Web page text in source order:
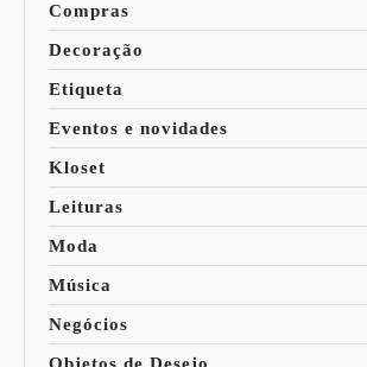
Compras
Decoração
Etiqueta
Eventos e novidades
Kloset
Leituras
Moda
Música
Negócios